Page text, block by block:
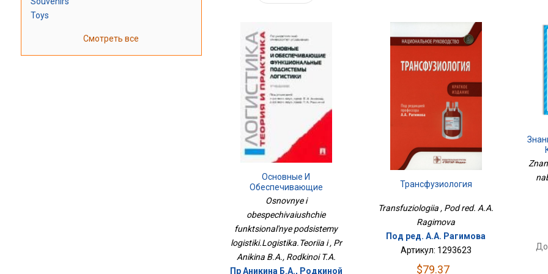
Toys
Смотреть все
Основные И
Обеспечивающие
Функциональные
Подсистемы
Логистики.Логистика.Теория
И
Osnovnye i
obespechivaiushchie
funktsional'nye podsistemy
logistiki.Logistika.Teoriia i , Pr
Anikina B.A., Rodkinoi T.A.
Пр Аникина Б.А., Родкиной
Трансфузиология
Transfuziologiia , Pod red. A.A.
Ragimova
Под ред. А.А. Рагимова
Артикул: 1293623
$79.37